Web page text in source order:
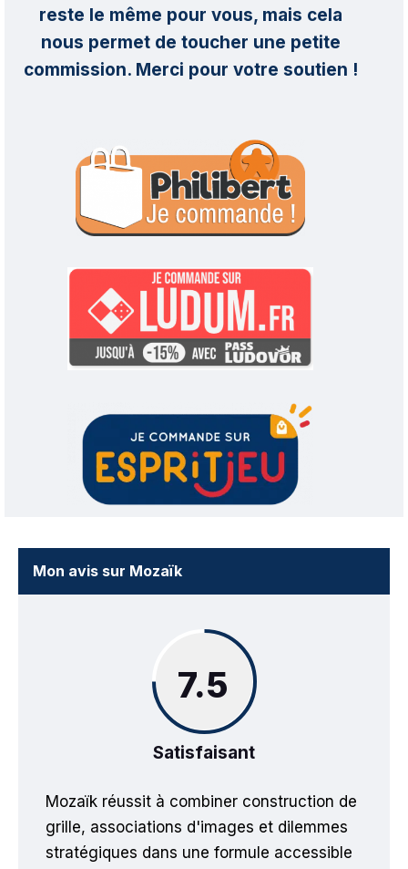
reste le même pour vous, mais cela
nous permet de toucher une petite
commission. Merci pour votre soutien !
Mon avis sur Mozaïk
7.5
Satisfaisant
Mozaïk réussit à combiner construction de
grille, associations d'images et dilemmes
stratégiques dans une formule accessible